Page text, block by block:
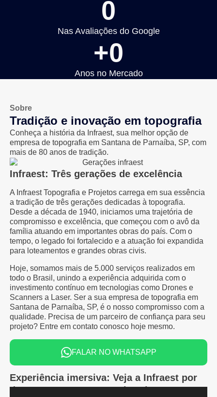
Nas Avaliações do Google
0
Anos no Mercado
+0
Sobre
Tradição e inovação em topografia
Conheça a história da Infraest, sua melhor opção de
empresa de topografia em Santana de Parnaíba, SP, com
mais de 80 anos de tradição.
Infraest: Três gerações de excelência
A Infraest Topografia e Projetos carrega em sua essência
a tradição de três gerações dedicadas à topografia.
Desde a década de 1940, iniciamos uma trajetória de
compromisso e excelência, que começou com o avô da
família atuando em importantes obras do país. Com o
tempo, o legado foi fortalecido e a atuação foi expandida
para loteamentos e grandes obras civis.
Hoje, somamos mais de 5.000 serviços realizados em
todo o Brasil, unindo a experiência adquirida com o
investimento contínuo em tecnologias como Drones e
Scanners a Laser. Ser a sua empresa de topografia em
Santana de Parnaíba, SP, é o nosso compromisso com a
qualidade. Precisa de um parceiro de confiança para seu
projeto? Entre em contato conosco hoje mesmo.
FALAR NO WHATSAPP
Experiência imersiva: Veja a Infraest por
dentro com nosso tour virtual ou VR